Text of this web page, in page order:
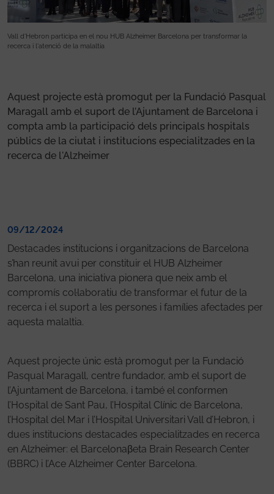
Vall d'Hebron participa en el nou HUB Alzheimer Barcelona per transformar la
recerca i l'atenció de la malaltia
Aquest projecte està promogut per la Fundació Pasqual
Maragall amb el suport de l’Ajuntament de Barcelona i
compta amb la participació dels principals hospitals
públics de la ciutat i institucions especialitzades en la
recerca de l'Alzheimer
09/12/2024
Destacades institucions i organitzacions de Barcelona
s’han reunit avui per constituir el HUB Alzheimer
Barcelona, una iniciativa pionera que neix amb el
compromís col·laboratiu de transformar el futur de la
recerca i el suport a les persones i famílies afectades per
aquesta malaltia.
Aquest projecte únic està promogut per la Fundació
Pasqual Maragall, centre fundador, amb el suport de
l’Ajuntament de Barcelona, i també el conformen
l’Hospital de Sant Pau, l’Hospital Clínic de Barcelona,
l’Hospital del Mar i l’Hospital Universitari Vall d’Hebron, i
dues institucions destacades especialitzades en recerca
en Alzheimer: el Barcelonaβeta Brain Research Center
(BBRC) i l’Ace Alzheimer Center Barcelona.